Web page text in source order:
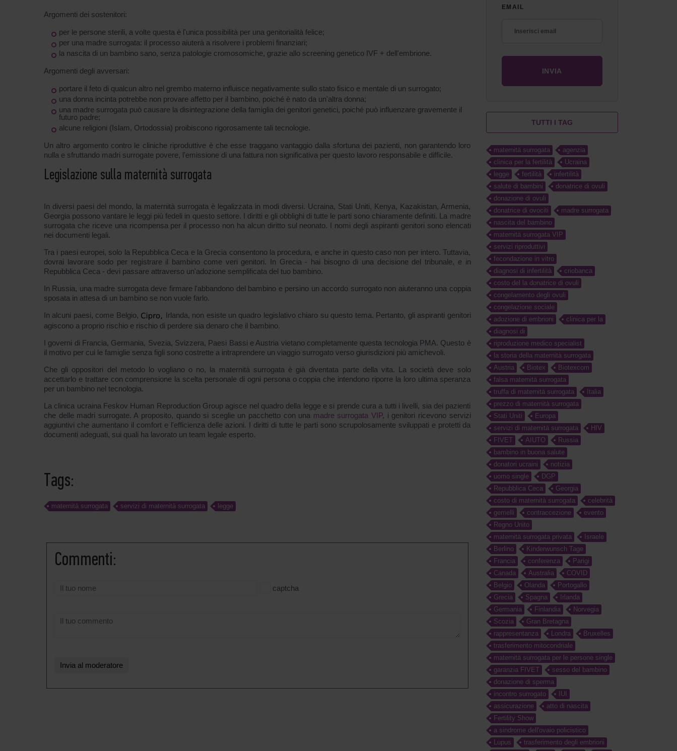
Argomenti dei sostenitori:
per le persone sterili, a volte questa è l'unica possibilità per una genitorialità felice;
per una madre surrogata: il processo aiuterà a risolvere i problemi finanziari;
la nascita di un bambino sano, senza patologie cromosomiche, grazie allo screening genetico IVF + dell'embrione.
Argomenti degli avversari:
portare il feto di qualcun altro nel grembo materno influisce negativamente sullo stato fisico e mentale di un surrogato;
una donna incinta potrebbe non provare affetto per il bambino, poiché è nato da un'altra donna;
una madre surrogata può causare la disintegrazione della famiglia dei genitori genetici, poiché può influenzare gravemente il
futuro padre;
alcune religioni (Islam, Ortodossia) proibiscono rigorosamente tali tecnologie.
Un altro argomento contro le cliniche riproduttive è che esse traggano vantaggio dalla sfortuna dei pazienti, non garantendo loro
nulla e sfruttando madri surrogate povere, l'emissione di una fattura non significativa per questo lavoro responsabile e difficile.
Legislazione sulla maternità surrogata
In diversi paesi del mondo, la maternità surrogata è legalizzata in modi diversi. Ucraina, Stati Uniti, Kenya, Kazakistan, Armenia,
Georgia possono vantare le leggi più fedeli in questo settore. I diritti e gli obblighi di tutte le parti sono chiaramente definiti. La madre
surrogata che riceve una ricompensa per il processo non ha alcun diritto sul neonato. I nomi degli aspiranti genitori sono elencati
nei documenti legali.
Tra i paesi europei, solo la Repubblica Ceca e la Grecia consentono la procedura, e anche in questo caso non per intero. Tuttavia,
dovrai lavorare sodo per registrare il bambino come veri genitori. In Grecia - hai bisogno di una decisione del tribunale, e in
Repubblica Ceca - devi passare attraverso un'adozione semplificata del tuo bambino.
In Russia, una madre surrogata deve firmare l'abbandono del bambino e persino un accordo surrogato non aiuteranno una coppia
sposata in attesa di un bambino se non vuole farlo.
In alcuni paesi, come Belgio,
Irlanda, non esiste un quadro legislativo chiaro su questo tema. Pertanto, gli aspiranti genitori
agiscono a proprio rischio e rischio di perdere sia denaro che il bambino.
I governi di Francia, Germania, Svezia, Svizzera, Paesi Bassi e Austria vietano completamente questa tecnologia PMA. Questo è
il motivo per cui le famiglie senza figli sono costrette a intraprendere un viaggio surrogato verso giurisdizioni più amichevoli.
Che gli oppositori del metodo lo vogliano o no, la maternità surrogata è già diventata parte della vita. La società deve solo
accettarlo e trattare con comprensione la scelta personale di ogni persona o coppia che intendono riporre la loro ultima speranza
per un bambino nel tecnologia.
La clinica ucraina Feskov Human Reproduction Group agisce nel quadro della legge e si prende cura a tutti i livelli, sia dei pazienti
che delle madri surrogate. A proposito, quando si sceglie un pacchetto con una madre surrogata VIP, i genitori ricevono servizi
aggiuntivi che aumentano il comfort e l'efficienza delle azioni. I diritti di tutte le parti sono scrupolosamente sviluppati e protetti da
documenti adeguati, sui quali ha lavorato un team legale esperto.
Tags:
maternità surrogata servizi di maternità surrogata legge
Commenti:
captcha
EMAIL
TUTTI I TAG
maternità surrogata
agenzia
clinica per la fertilità
Ucraina
legge
fertilità
infertilità
salute di bambini
donatrice di ovuli
donazione di ovuli
donatrice di ovociti
madre surrogata
nascita del bambino
maternità surrogata VIP
servizi riproduttivi
fecondazione in vitro
diagnosi di infertilità
criobanca
costo del la donatrice di ovuli
congelamento degli ovuli
congelazione sociale
adozione di embrioni
clinica per la
diagnosi di
riproduzione medico specialist
la storia della maternità surrogata
Austria
Biotex
Biotexcom
falsa maternità surrogata
truffa di maternità surrogata
Italia
prezzo di maternità surrogata
Stati Uniti
Europa
servizi di maternità surrogata
HIV
FIVET
AIUTO
Russia
bambino in buona salute
donatori ucraini
notizia
uomo single
DGP
Repubblica Ceca
Georgia
costo di maternità surrogata
celebrità
gemelli
contraccezione
evento
Regno Unito
maternità surrogata privata
Israele
Berlino
Kinderwunsch Tage
Francia
conferenza
Parigi
Canada
Australia
COVID
Belgio
Olanda
Portogallo
Grecia
Spagna
Irlanda
Germania
Finlandia
Norvegia
Scozia
Gran Bretagna
rappresentanza
Londra
Bruxelles
trasferimento mitocondriale
maternità surrogata per le persone single
garanzia FIVET
sesso del bambino
donazione di sperma
incontro surrogato
IUI
assicurazione
atto di nascita
Fertility Show
a sindrome dell'ovaio policistico
Lupus
trasferimento degli embrioni